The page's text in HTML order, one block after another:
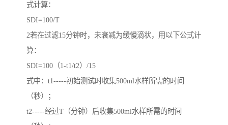
式计算：
SDI=100/T
2若在过滤15分钟时，未衰减为缓慢滴状，用以下公式计
算：
SDI=100（1-t1/t2）/15
式中：t1-----初始测试时收集500ml水样所需的时间
（秒）；
t2-----经过T（分钟）后收集500ml水样所需的时间